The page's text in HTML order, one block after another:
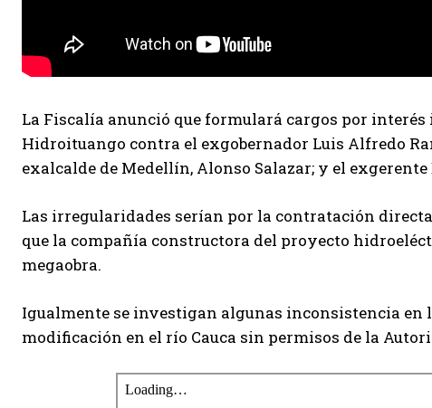
La Fiscalía anunció que formulará cargos por
Hidroituango contra el exgobernador Luis Alfredo
exalcalde de Medellín, Alonso Salazar; y el exgerente
Las irregularidades serían por la contratación
que la compañía constructora del proyecto
megaobra.
Igualmente se investigan algunas inconsistencia
modificación en el río Cauca sin permisos de la